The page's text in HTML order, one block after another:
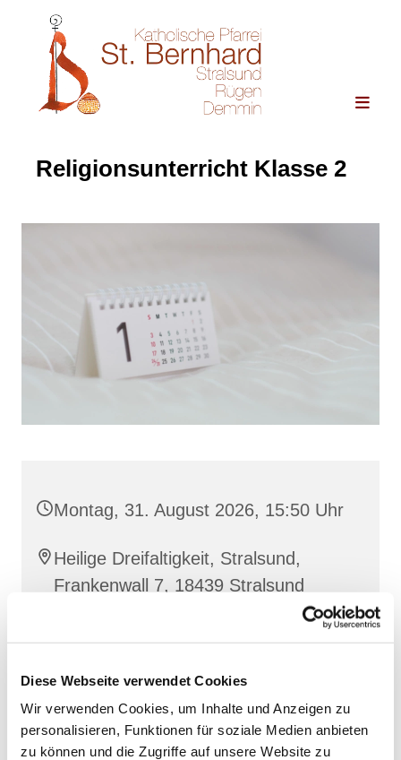
Diese Webseite verwendet Cookies
Wir verwenden Cookies, um Inhalte und Anzeigen zu
personalisieren, Funktionen für soziale Medien anbieten
zu können und die Zugriffe auf unsere Website zu
Religionsunterricht Klasse 2
Montag, 31. August 2026, 15:50 Uhr
Heilige Dreifaltigkeit, Stralsund,
Frankenwall 7, 18439 Stralsund